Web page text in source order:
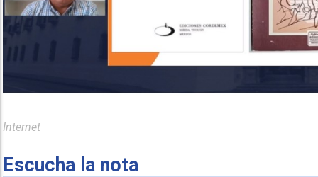
Internet
Escucha la nota